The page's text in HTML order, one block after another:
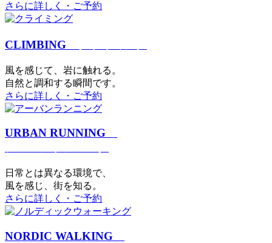
さらに詳しく・ご予約
CLIMBING
⾵を感じて、岩に触れる。
⾃然と調和する瞬間です。
さらに詳しく・ご予約
URBAN RUNNING
日常とは異なる環境で、
風を感じ、街を知る。
さらに詳しく・ご予約
NORDIC WALKING